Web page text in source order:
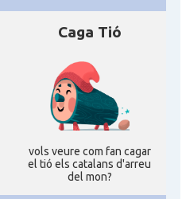
Caga Tió
vols veure com fan cagar
el tió els catalans d'arreu
del mon?